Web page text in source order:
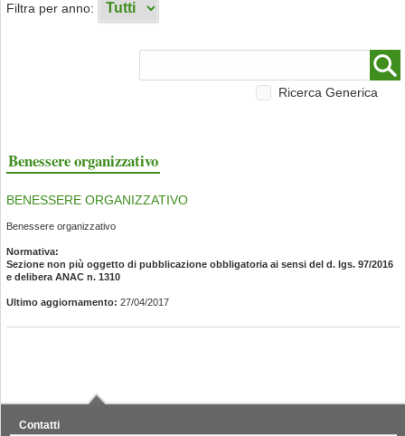
Filtra per anno:
Ricerca Generica
Benessere organizzativo
BENESSERE ORGANIZZATIVO
Benessere organizzativo
Normativa:
Sezione non più oggetto di pubblicazione obbligatoria ai sensi del d. lgs. 97/2016
e delibera ANAC n. 1310
Ultimo aggiornamento: 27/04/2017
Contatti